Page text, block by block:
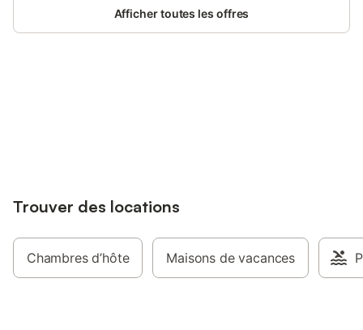
property is non-smoking and is situated
Afficher toutes les offres
Trouver des locations
Chambres d’hôte Maisons de vacances